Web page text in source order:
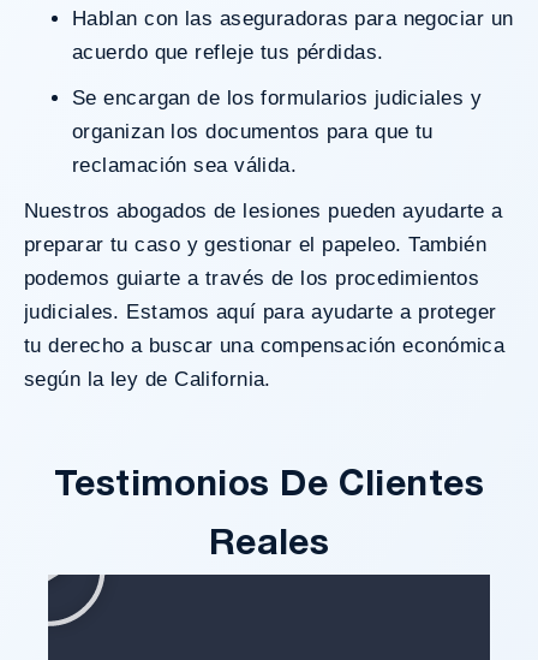
Hablan con las aseguradoras para negociar un
acuerdo que refleje tus pérdidas.
Se encargan de los formularios judiciales y
organizan los documentos para que tu
reclamación sea válida.
Nuestros abogados de lesiones pueden ayudarte a
preparar tu caso y gestionar el papeleo. También
podemos guiarte a través de los procedimientos
judiciales. Estamos aquí para ayudarte a proteger
tu derecho a buscar una compensación económica
según la ley de California.
Testimonios De Clientes
Reales